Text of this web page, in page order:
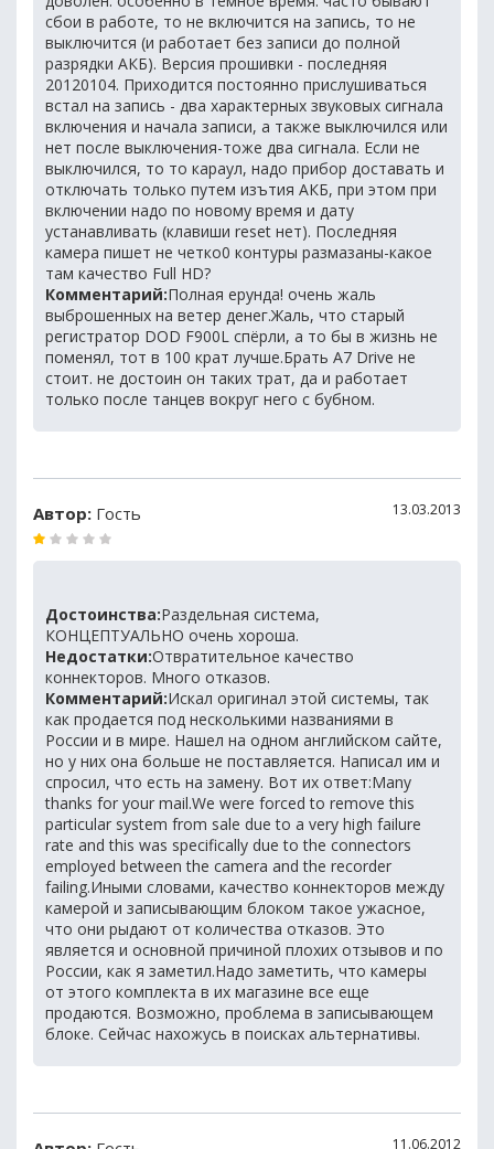
сбои в работе, то не включится на запись, то не
выключится (и работает без записи до полной
разрядки АКБ). Версия прошивки - последняя
20120104. Приходится постоянно прислушиваться
встал на запись - два характерных звуковых сигнала
включения и начала записи, а также выключился или
нет после выключения-тоже два сигнала. Если не
выключился, то то караул, надо прибор доставать и
отключать только путем изътия АКБ, при этом при
включении надо по новому время и дату
устанавливать (клавиши reset нет). Последняя
камера пишет не четко0 контуры размазаны-какое
там качество Full HD?
Комментарий:Полная ерунда! очень жаль
выброшенных на ветер денег.Жаль, что старый
регистратор DOD F900L спёрли, а то бы в жизнь не
поменял, тот в 100 крат лучше.Брать A7 Drive не
стоит. не достоин он таких трат, да и работает
только после танцев вокруг него с бубном.
Автор: Гость 13.03.2013
Достоинства:Раздельная система,
КОНЦЕПТУАЛЬНО очень хороша.
Недостатки:Отвратительное качество
коннекторов. Много отказов.
Комментарий:Искал оригинал этой системы, так
как продается под несколькими названиями в
России и в мире. Нашел на одном английском сайте,
но у них она больше не поставляется. Написал им и
спросил, что есть на замену. Вот их ответ:Many
thanks for your mail.We were forced to remove this
particular system from sale due to a very high failure
rate and this was specifically due to the connectors
employed between the camera and the recorder
failing.Иными словами, качество коннекторов между
камерой и записывающим блоком такое ужасное,
что они рыдают от количества отказов. Это
является и основной причиной плохих отзывов и по
России, как я заметил.Надо заметить, что камеры
от этого комплекта в их магазине все еще
продаются. Возможно, проблема в записывающем
блоке. Сейчас нахожусь в поисках альтернативы.
11.06.2012